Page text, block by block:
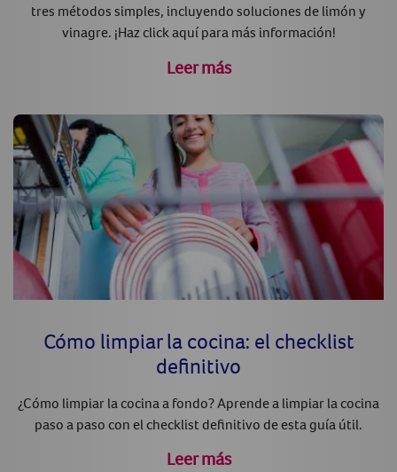
tres métodos simples, incluyendo soluciones de limón y
vinagre. ¡Haz click aquí para más información!
Leer más
Cómo limpiar la cocina: el checklist
definitivo
¿Cómo limpiar la cocina a fondo? Aprende a limpiar la cocina
paso a paso con el checklist definitivo de esta guía útil.
Leer más